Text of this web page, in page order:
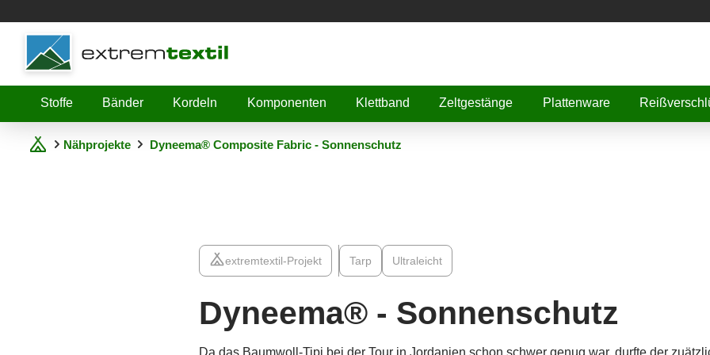
Shopware
Stoffe
Bänder Kordeln Komponenten Klettband Zeltgestänge Plattenware
Nähprojekte Dyneema® Composite Fabric - Sonnenschutz
extremtextil-Projekt Tarp Ultraleicht
Dyneema® - Sonnenschutz
Da das Baumwoll-Tipi bei der Tour in Jordanien schon schwer genug war, durfte der